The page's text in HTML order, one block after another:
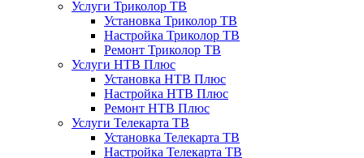
Услуги Триколор ТВ
Установка Триколор ТВ
Настройка Триколор ТВ
Ремонт Триколор ТВ
Услуги НТВ Плюс
Установка НТВ Плюс
Настройка НТВ Плюс
Ремонт НТВ Плюс
Услуги Телекарта ТВ
Установка Телекарта ТВ
Настройка Телекарта ТВ